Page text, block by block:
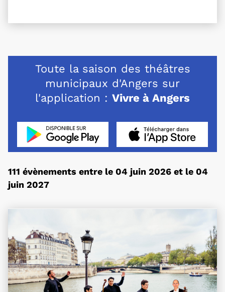
Toute la saison des théâtres
municipaux d'Angers sur
l'application : Vivre à Angers
L'application "Vivre à Angers" -
, Ouvre une nouvelle
L'application
111 évènements entre le 04 juin 2026 et le 04
juin 2027
Plus d'information sur l'évènement Quand